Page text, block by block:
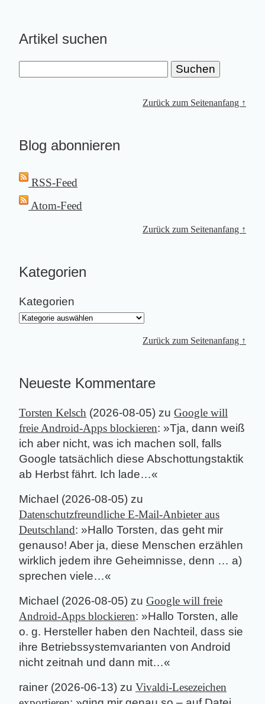
Artikel suchen
Zurück zum Seitenanfang ↑
Blog abonnieren
RSS-Feed
Atom-Feed
Zurück zum Seitenanfang ↑
Kategorien
Kategorien
Zurück zum Seitenanfang ↑
Neueste Kommentare
Torsten Kelsch (2026-08-05) zu Google will
freie Android-Apps blockieren: »Tja, dann weiß
ich aber nicht, was ich machen soll, falls
Google tatsächlich diese Abschottungstaktik
ab Herbst fährt. Ich lade…«
Michael (2026-08-05) zu
Datenschutzfreundliche E-Mail-Anbieter aus
Deutschland: »Hallo Torsten, das geht mir
genauso! Aber ja, diese Menschen erzählen
wirklich jedem ihre Geheimnisse, denn … a)
sprechen viele…«
Michael (2026-08-05) zu Google will freie
Android-Apps blockieren: »Hallo Torsten, alle
o. g. Hersteller haben den Nachteil, dass sie
ihre Betriebssystemvarianten von Android
nicht zeitnah und dann mit…«
rainer (2026-06-13) zu Vivaldi-Lesezeichen